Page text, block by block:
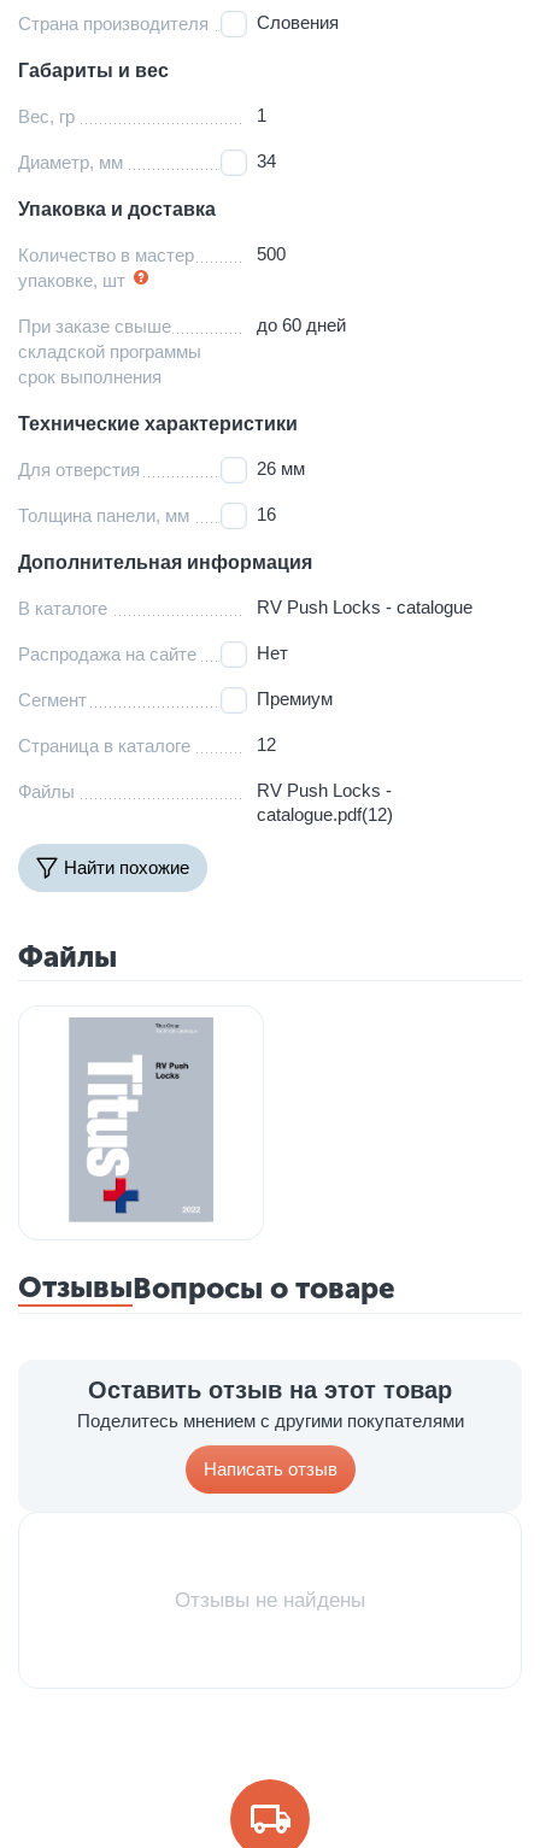
Страна производителя Словения
Габариты и вес
Вес, гр 1
Диаметр, мм 34
Упаковка и доставка
Количество в мастер
упаковке, шт
500
При заказе свыше
складской программы
срок выполнения
до 60 дней
Технические характеристики
Для отверстия 26 мм
Толщина панели, мм 16
Дополнительная информация
В каталоге RV Push Locks - catalogue
Распродажа на сайте Нет
Сегмент Премиум
Страница в каталоге 12
Файлы
RV Push Locks -
catalogue.pdf(12)
Найти похожие
Файлы
ОтзывыВопросы о товаре
Оставить отзыв на этот товар
Поделитесь мнением с другими покупателями
Написать отзыв
Отзывы не найдены